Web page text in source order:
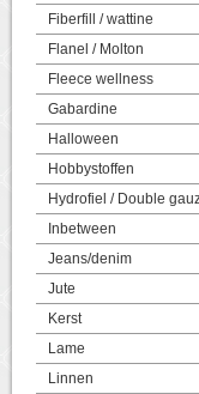
Fiberfill / wattine
Flanel / Molton
Fleece wellness
Gabardine
Halloween
Hobbystoffen
Hydrofiel / Double
Inbetween
Jeans/denim
Jute
Kerst
Lame
Linnen